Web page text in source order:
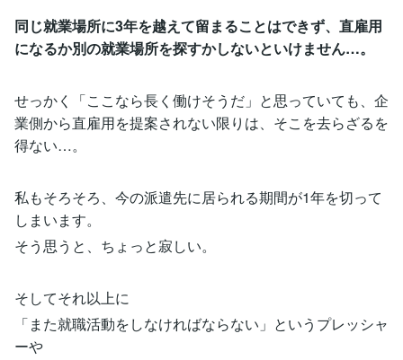
同じ就業場所に3年を越えて留まることはできず、直雇用
になるか別の就業場所を探すかしないといけません…。
せっかく「ここなら長く働けそうだ」と思っていても、企
業側から直雇用を提案されない限りは、そこを去らざるを
得ない…。
私もそろそろ、今の派遣先に居られる期間が1年を切って
しまいます。
そう思うと、ちょっと寂しい。
そしてそれ以上に
「また就職活動をしなければならない」というプレッシャ
ーや